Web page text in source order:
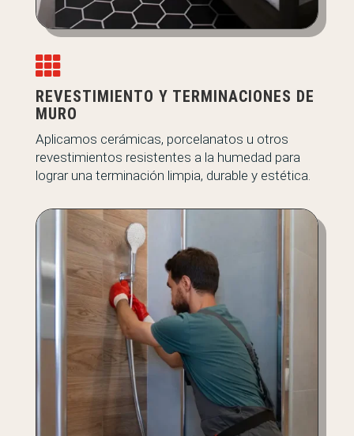

REVESTIMIENTO Y TERMINACIONES DE
MURO
Aplicamos cerámicas, porcelanatos u otros
revestimientos resistentes a la humedad para
lograr una terminación limpia, durable y estética.